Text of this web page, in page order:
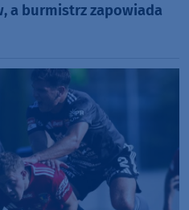
a burmistrz zapowiada